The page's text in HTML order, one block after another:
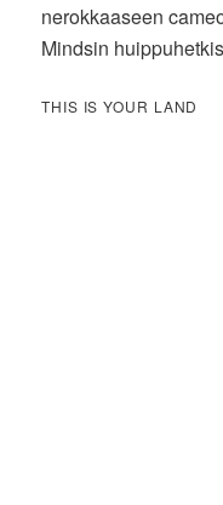
nerokkaaseen
Mindsin
THIS IS YOUR LAND